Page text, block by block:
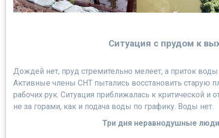
Ситуация с прудом к
Дождей нет, пруд стремительно мелеет, а приток воды
Активные члены СНТ пытались восстановить старую
рабочих рук. Ситуация приближалась к критической и
не за горами, как и подача воды по графику. Воды нет.
Три дня неравнодушные